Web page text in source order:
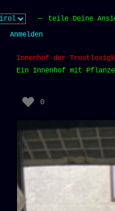
teile Deine
Anmelden
Innenhof der
Ein Innenhof mit Pflanze
0